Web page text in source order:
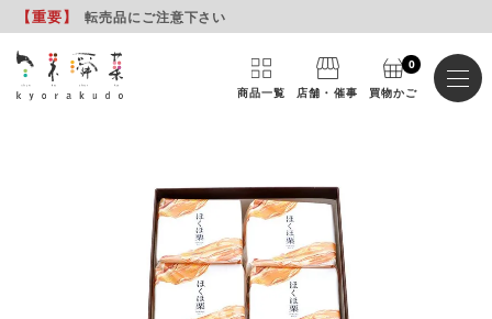
【重要】 転売品にご注意下さい
商品一覧 店舗・催事 買物かご
0